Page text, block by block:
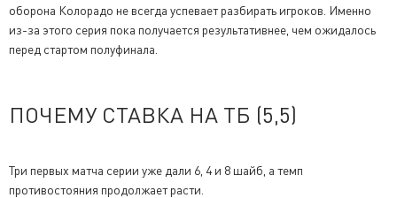
оборона Колорадо не всегда успевает разбирать игроков. Именно
из-за этого серия пока получается результативнее, чем ожидалось
перед стартом полуфинала.
ПОЧЕМУ СТАВКА НА ТБ (5,5)
Три первых матча серии уже дали 6, 4 и 8 шайб, а темп
противостояния продолжает расти.